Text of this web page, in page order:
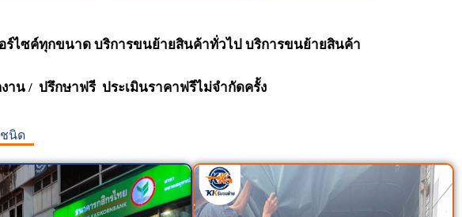
ร์ไซค์ทุกขนาด บริการขนย้ายสินค้าทั่วไป บริการขนย้ายสินค้า
าน / ปรึกษาฟรี ประเมินราคาฟรีไม่จำกัดครั้ง
นิด